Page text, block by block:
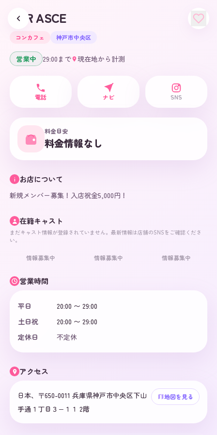
BAR ASCE
コンカフェ 神戸市中央区
営業中 29:00 まで 現在地から計測
電話 ナビ SNS
料金目安
料金情報なし
i お店について
新規メンバー募集！入店祝金5,000円！
在籍キャスト
まだキャスト情報が登録されていません。最新情報は店舗のSNSをご確認くださ
い。
情報募集中 情報募集中 情報募集中
営業時間
平日
20:00 〜 29:00
土日祝
20:00 〜 29:00
定休日
不定休
アクセス
日本、〒650-0011 兵庫県神戸市中央区下山
手通１丁目３−１１ 2階
地図を見る